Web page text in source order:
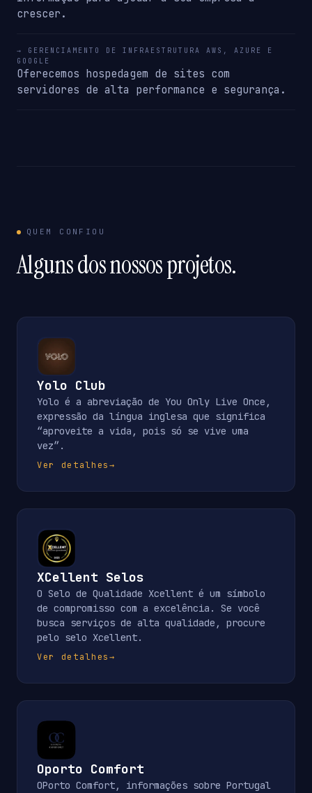
crescer.
→ GERENCIAMENTO DE INFRAESTRUTURA AWS, AZURE E
GOOGLE
Oferecemos hospedagem de sites com
servidores de alta performance e segurança.
QUEM CONFIOU
Alguns dos nossos projetos.
Yolo Club
Yolo é a abreviação de You Only Live Once,
expressão da língua inglesa que significa
“aproveite a vida, pois só se vive uma
vez”.
Ver detalhes→
XCellent Selos
O Selo de Qualidade Xcellent é um símbolo
de compromisso com a excelência. Se você
busca serviços de alta qualidade, procure
pelo selo Xcellent.
Ver detalhes→
Oporto Comfort
OPorto Comfort, informações sobre Portugal